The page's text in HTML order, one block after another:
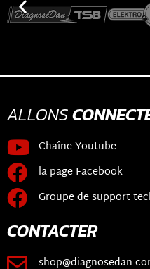
ALLONS
Chaîne Youtube
la page Facebook
Groupe de support
CONTACTER